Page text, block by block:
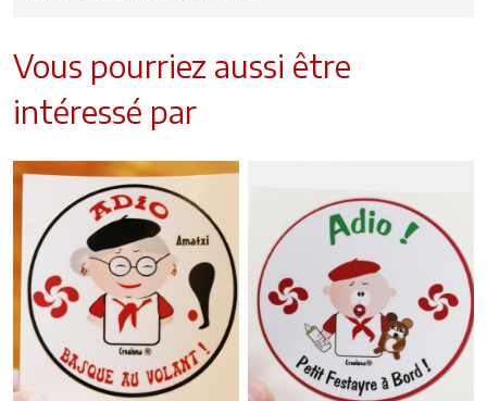
Vous pourriez aussi être
intéressé par